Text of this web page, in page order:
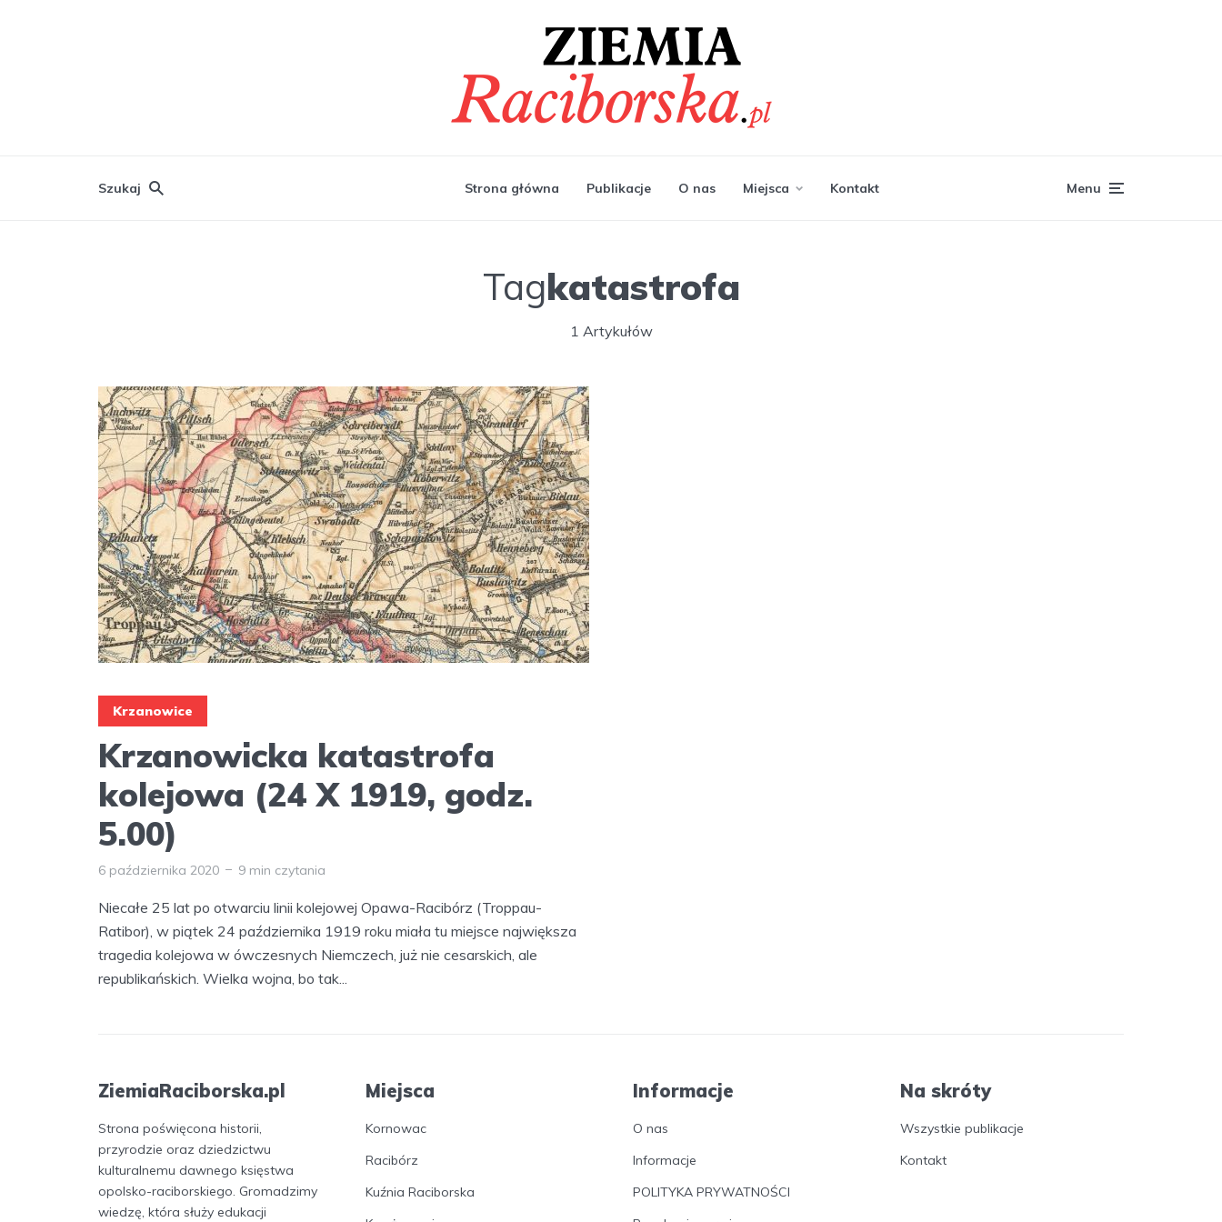
Szukaj Strona główna Publikacje O nas Miejsca Kontakt Menu
Tagkatastrofa
1 Artykułów
Krzanowice
Krzanowicka katastrofa
kolejowa (24 X 1919, godz.
5.00)
6 października 2020 9 min czytania
Niecałe 25 lat po otwarciu linii kolejowej Opawa-Racibórz (Troppau-
Ratibor), w piątek 24 października 1919 roku miała tu miejsce największa
tragedia kolejowa w ówczesnych Niemczech, już nie cesarskich, ale
republikańskich. Wielka wojna, bo tak...
ZiemiaRaciborska.pl
Strona poświęcona historii,
przyrodzie oraz dziedzictwu
kulturalnemu dawnego księstwa
opolsko-raciborskiego. Gromadzimy
wiedzę, która służy edukacji
Miejsca
Kornowac
Racibórz
Kuźnia Raciborska
Informacje
O nas
Informacje
POLITYKA PRYWATNOŚCI
Na skróty
Wszystkie publikacje
Kontakt